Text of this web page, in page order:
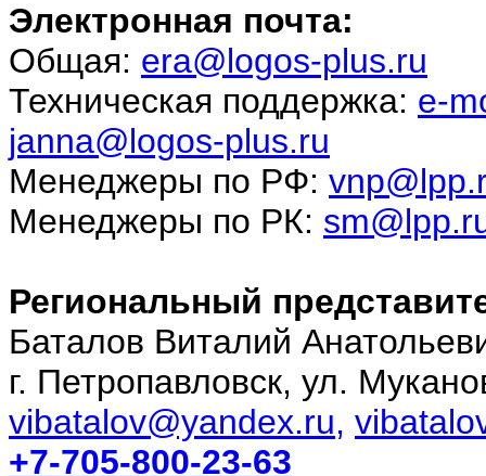
Электронная почта:
Общая: era@logos-plus.ru
Техническая поддержка: e-
janna@logos-plus.ru
Менеджеры по РФ:
Менеджеры по РК:
Региональный
Баталов Виталий
г. Петропавловск, ул.
vibatalov@yandex.ru,
+7-705-800-23-63